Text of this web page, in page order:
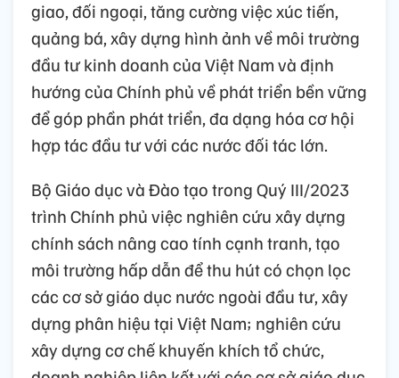
giao, đối ngoại, tăng cường việc xúc tiến,
quảng bá, xây dựng hình ảnh về môi trường
đầu tư kinh doanh của Việt Nam và định
hướng của Chính phủ về phát triển bền vững
để góp phần phát triển, đa dạng hóa cơ hội
hợp tác đầu tư với các nước đối tác lớn.
Bộ Giáo dục và Đào tạo trong Quý III/2023
trình Chính phủ việc nghiên cứu xây dựng
chính sách nâng cao tính cạnh tranh, tạo
môi trường hấp dẫn để thu hút có chọn lọc
các cơ sở giáo dục nước ngoài đầu tư, xây
dựng phân hiệu tại Việt Nam; nghiên cứu
xây dựng cơ chế khuyến khích tổ chức,